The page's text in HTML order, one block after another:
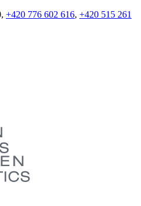
+420 776 602 616, +420 515 261